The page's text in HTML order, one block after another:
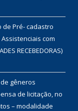
de Pré- cadastro
com
RECEBEDORAS)
gêneros
de licitação, no
– modalidade